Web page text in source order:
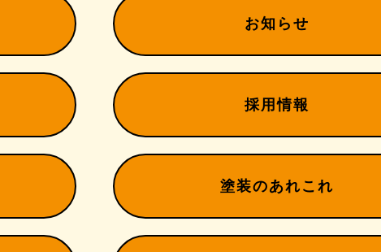
お知らせ
採用情報
塗装のあれこれ